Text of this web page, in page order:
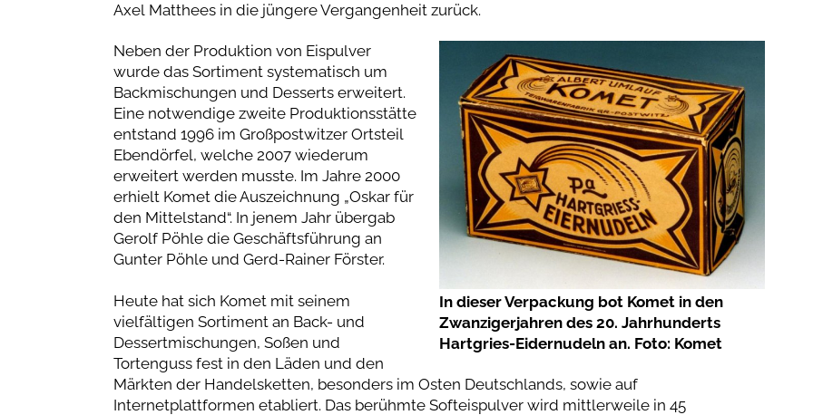
Axel Matthees in die jüngere Vergangenheit zurück.
In dieser Verpackung bot Komet in den
Zwanzigerjahren des 20. Jahrhunderts
Hartgries-Eidernudeln an. Foto: Komet
Neben der Produktion von Eispulver
wurde das Sortiment systematisch um
Backmischungen und Desserts erweitert.
Eine notwendige zweite Produktionsstätte
entstand 1996 im Großpostwitzer Ortsteil
Ebendörfel, welche 2007 wiederum
erweitert werden musste. Im Jahre 2000
erhielt Komet die Auszeichnung „Oskar für
den Mittelstand“. In jenem Jahr übergab
Gerolf Pöhle die Geschäftsführung an
Gunter Pöhle und Gerd-Rainer Förster.
Heute hat sich Komet mit seinem
vielfältigen Sortiment an Back- und
Dessertmischungen, Soßen und
Tortenguss fest in den Läden und den
Märkten der Handelsketten, besonders im Osten Deutschlands, sowie auf
Internetplattformen etabliert. Das berühmte Softeispulver wird mittlerweile in 45